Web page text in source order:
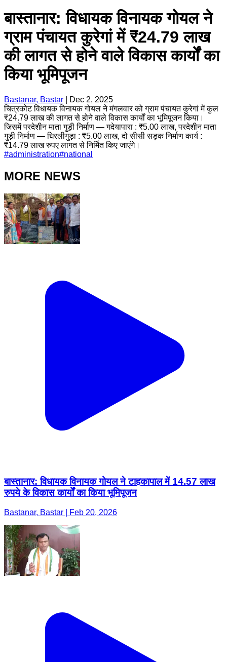
बास्तानार: विधायक विनायक गोयल ने
ग्राम पंचायत कुरेगां में ₹24.79 लाख
की लागत से होने वाले विकास कार्यों का
किया भूमिपूजन
Bastanar, Bastar
Dec 2, 2025
चित्रकोट विधायक विनायक गोयल ने मंगलवार को ग्राम पंचायत कुरेगां में कुल
₹24.79 लाख की लागत से होने वाले विकास कार्यों का भूमिपूजन किया।
जिसमें परदेशीन माता गुड़ी निर्माण — गदेयापारा : ₹5.00 लाख, परदेशीन माता
गुड़ी निर्माण — घिरलीगुड़ा : ₹5.00 लाख, दो सीसी सड़क निर्माण कार्य :
₹14.79 लाख रुपए लागत से निर्मित किए जाएंगे।
#administration#national
MORE NEWS
बास्तानार: विधायक विनायक गोयल ने टाहकापाल में 14.57 लाख
रुपये के विकास कार्यों का किया भूमिपूजन
Bastanar, Bastar | Feb 20, 2026